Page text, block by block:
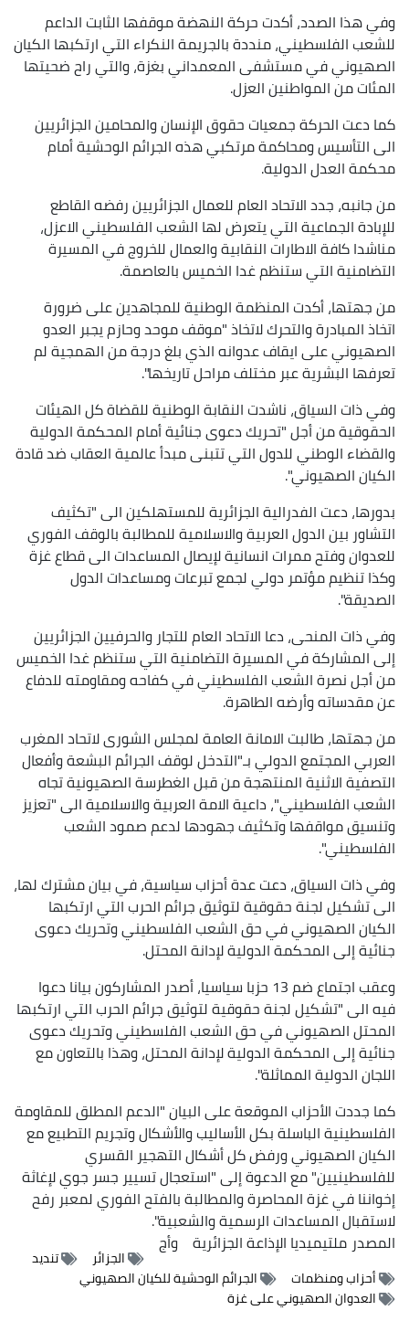
وفي هذا الصدد، أكدت حركة النهضة موقفها الثابت الداعم
للشعب الفلسطيني، منددة بالجريمة النكراء التي ارتكبها الكيان
الصهيوني في مستشفى المعمداني بغزة، والتي راح ضحيتها
المئات من المواطنين العزل.
كما دعت الحركة جمعيات حقوق الإنسان والمحامين الجزائريين
الى التأسيس ومحاكمة مرتكبي هذه الجرائم الوحشية أمام
محكمة العدل الدولية.
من جانبه، جدد الاتحاد العام للعمال الجزائريين رفضه القاطع
للإبادة الجماعية التي يتعرض لها الشعب الفلسطيني الاعزل،
مناشدا كافة الاطارات النقابية والعمال للخروج في المسيرة
التضامنية التي ستنظم غدا الخميس بالعاصمة.
من جهتها، أكدت المنظمة الوطنية للمجاهدين على ضرورة
اتخاذ المبادرة والتحرك لاتخاذ "موقف موحد وحازم يجبر العدو
الصهيوني على ايقاف عدوانه الذي بلغ درجة من الهمجية لم
تعرفها البشرية عبر مختلف مراحل تاريخها".
وفي ذات السياق، ناشدت النقابة الوطنية للقضاة كل الهيئات
الحقوقية من أجل "تحريك دعوى جنائية أمام المحكمة الدولية
والقضاء الوطني للدول التي تتبنى مبدأ عالمية العقاب ضد قادة
الكيان الصهيوني".
بدورها، دعت الفدرالية الجزائرية للمستهلكين الى "تكثيف
التشاور بين الدول العربية والاسلامية للمطالبة بالوقف الفوري
للعدوان وفتح ممرات انسانية لإيصال المساعدات الى قطاع غزة
وكذا تنظيم مؤتمر دولي لجمع تبرعات ومساعدات الدول
الصديقة".
وفي ذات المنحى، دعا الاتحاد العام للتجار والحرفيين الجزائريين
إلى المشاركة في المسيرة التضامنية التي ستنظم غدا الخميس
من أجل نصرة الشعب الفلسطيني في كفاحه ومقاومته للدفاع
عن مقدساته وأرضه الطاهرة.
من جهتها، طالبت الامانة العامة لمجلس الشورى لاتحاد المغرب
العربي المجتمع الدولي بـ"التدخل لوقف الجرائم البشعة وأفعال
التصفية الاثنية المنتهجة من قبل الغطرسة الصهيونية تجاه
الشعب الفلسطيني"، داعية الامة العربية والاسلامية الى "تعزيز
وتنسيق مواقفها وتكثيف جهودها لدعم صمود الشعب
الفلسطيني".
وفي ذات السياق، دعت عدة أحزاب سياسية، في بيان مشترك لها،
الى تشكيل لجنة حقوقية لتوثيق جرائم الحرب التي ارتكبها
الكيان الصهيوني في حق الشعب الفلسطيني وتحريك دعوى
جنائية إلى المحكمة الدولية لإدانة المحتل.
وعقب اجتماع ضم 13 حزبا سياسيا، أصدر المشاركون بيانا دعوا
فيه الى "تشكيل لجنة حقوقية لتوثيق جرائم الحرب التي ارتكبها
المحتل الصهيوني في حق الشعب الفلسطيني وتحريك دعوى
جنائية إلى المحكمة الدولية لإدانة المحتل، وهذا بالتعاون مع
اللجان الدولية المماثلة".
كما جددت الأحزاب الموقعة على البيان "الدعم المطلق للمقاومة
الفلسطينية الباسلة بكل الأساليب والأشكال وتجريم التطبيع مع
الكيان الصهيوني ورفض كل أشكال التهجير القسري
للفلسطينيين" مع الدعوة إلى "استعجال تسيير جسر جوي لإغاثة
إخواننا في غزة المحاصرة والمطالبة بالفتح الفوري لمعبر رفح
لاستقبال المساعدات الرسمية والشعبية".
المصدرملتيميديا الإذاعة الجزائرية وأج
الجزائر
تنديد
أحزاب ومنظمات
الجرائم الوحشية للكيان الصهيوني
العدوان الصهيوني على غزة